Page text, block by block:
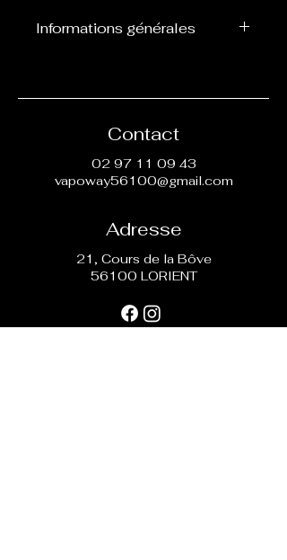
Informations générales
boosters afin de les nicotiner.
Contact
02 97 11 09 43
vapoway56100@gmail.com
Adresse
21, Cours de la Bôve
56100 LORIENT